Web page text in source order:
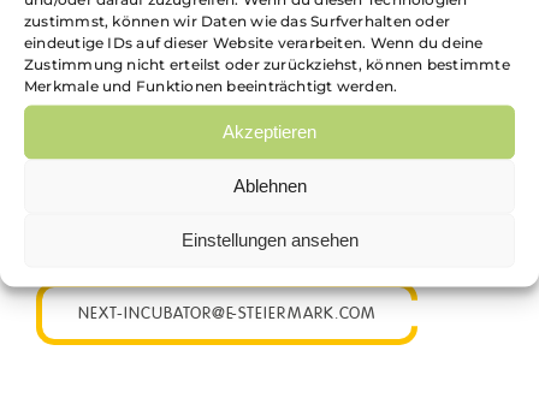
zustimmst, können wir Daten wie das Surfverhalten oder
eindeutige IDs auf dieser Website verarbeiten. Wenn du deine
Zustimmung nicht erteilst oder zurückziehst, können bestimmte
Merkmale und Funktionen beeinträchtigt werden.
Akzeptieren
Ablehnen
Einstellungen ansehen
NEXT-INCUBATOR@E-STEIERMARK.COM